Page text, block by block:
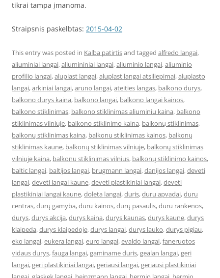
tikrai tampa įmanoma.
Straipsnis paskelbtas: 2015-04-02
This entry was posted in Kalba patirtisand tagged alfredo langai,
aliuminiai langai,aliumininiai langai,aliuminio langai,aliuminio
profilio langai,aluplast langai,aluplast langai atsiliepimai,aluplasto
langai,arkiniai langai,aruno langai,ateities langas, balkono durys,
balkono durys kaina, balkono langai, balkono langai kainos,
balkono stiklinimas, balkono stiklinimas aliuminiu kaina, balkono
stiklinimas vilniuje, balkono stiklinimo kaina, balkonų stiklinimas,
balkonų stiklinimas kaina, balkonu stiklinimas kainos, balkonų
stiklinimas kaune, balkonų stiklinimas vilniuje, balkonų stiklinimas
vilniuje kaina, balkonu stiklinimas vilnius, balkonų stiklinimo kainos,
baltic langai, baltijos langai, brugmann langai,danijos langai,deveti
langai,deveti langai kaune,deveti plastikiniai langai,deveti
plastikiniai langai kaune,doleta langai,duris,duru apvadai,duru
centras,durų gamyba,duru kainos,durų pasaulis,duru rankenos,
durys,durys akcija,durys kaina,durys kaunas,durys kaune,durys
klaipeda,durys klaipedoje,durys langai,durys lauko,durys pigiau,
eko langai,eukera langai,euro langai,evaldo langai,faneruotos
vidaus durys,fauga langai,gaminame duris,gealan langai,geri
langai,geri plastikiniai langai,geriausi langai,geriausi plastikiniai